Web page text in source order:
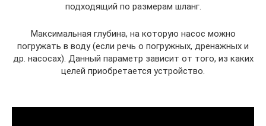
подходящий по размерам шланг.
Максимальная глубина, на которую насос можно
погружать в воду (если речь о погружных, дренажных и
др. насосах). Данный параметр зависит от того, из каких
целей приобретается устройство.